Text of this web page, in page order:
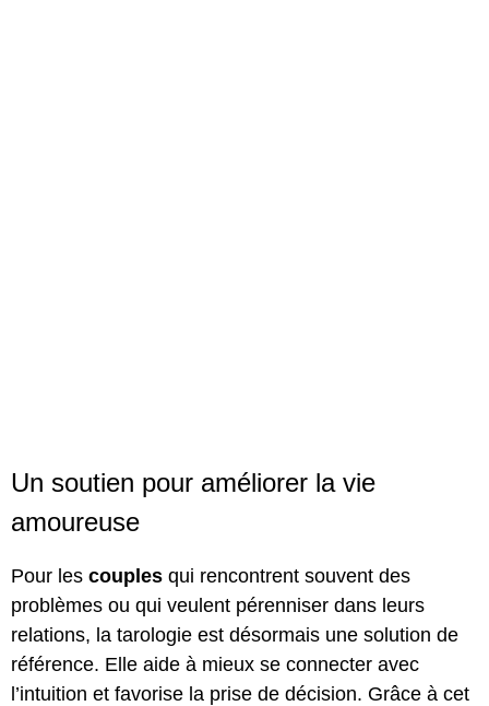
Un soutien pour améliorer la vie
amoureuse
Pour les couples qui rencontrent souvent des
problèmes ou qui veulent pérenniser dans leurs
relations, la tarologie est désormais une solution de
référence. Elle aide à mieux se connecter avec
l’intuition et favorise la prise de décision. Grâce à cet